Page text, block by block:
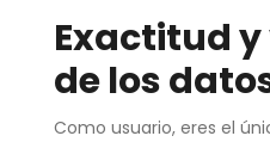
Exactitud
de los
Como usuario, eres el